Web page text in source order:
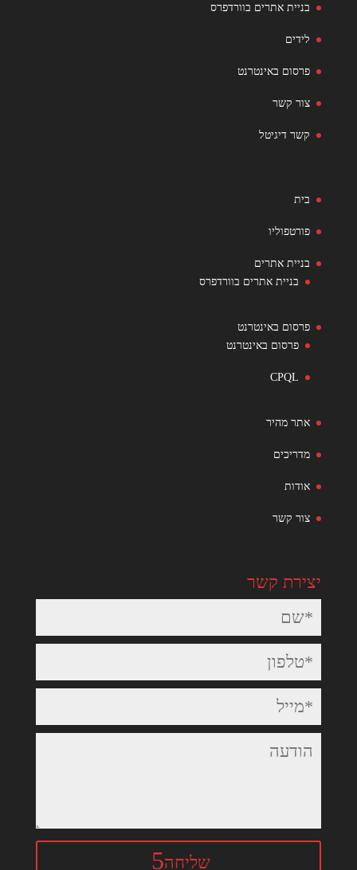
בניית אתרים בוורדפרס
לידים
פרסום באינטרנט
צור קשר
קשר דיגיטל
בית
פורטפוליו
בניית אתרים
בניית אתרים בוורדפרס
פרסום באינטרנט
פרסום באינטרנט
CPQL
אתר מהיר
מדריכים
אודות
צור קשר
יצירת קשר
שליחה